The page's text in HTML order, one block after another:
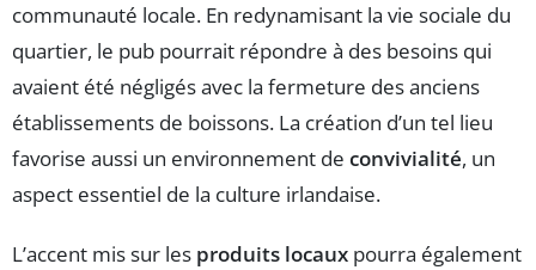
communauté locale. En redynamisant la vie sociale du
quartier, le pub pourrait répondre à des besoins qui
avaient été négligés avec la fermeture des anciens
établissements de boissons. La création d’un tel lieu
favorise aussi un environnement de convivialité, un
aspect essentiel de la culture irlandaise.
L’accent mis sur les produits locaux pourra également